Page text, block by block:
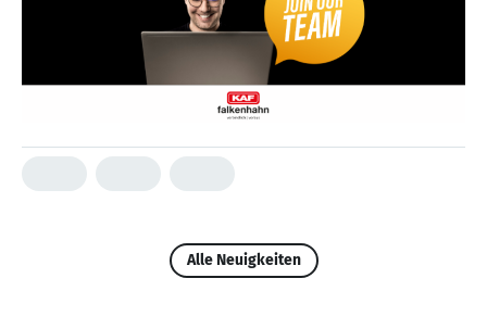
Alle Neuigkeiten